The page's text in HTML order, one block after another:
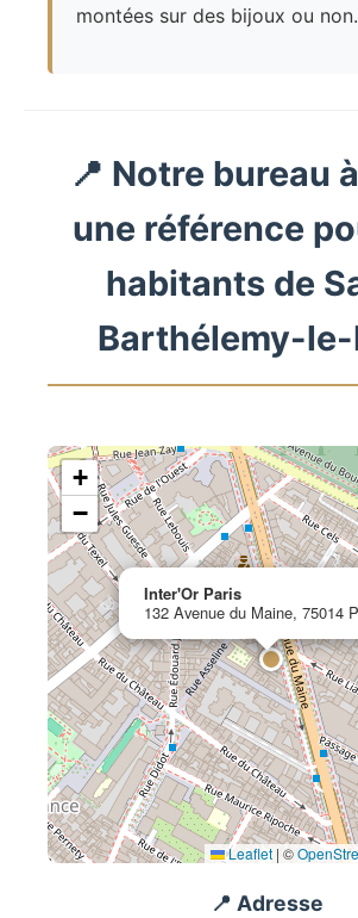
montées sur des bijoux ou non.
📍 Notre bureau
une référence
habitants de
Barthélemy-
Inter'Or Paris
132 Avenue du Maine, 75014
+
−
Leaflet | ©
📍 Adresse